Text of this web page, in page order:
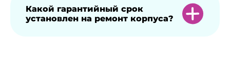
Диагностика повреждений,
восстановление или замена
Какой гарантийный срок
установлен на ремонт корпуса?